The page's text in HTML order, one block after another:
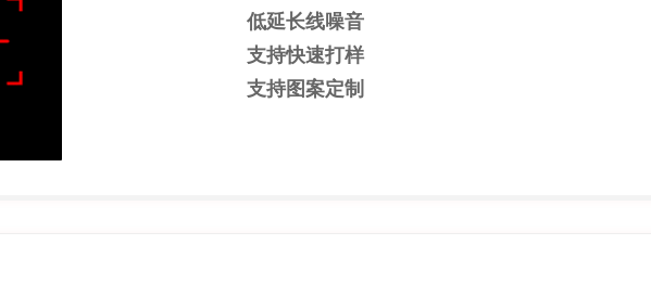
低延长线噪音
支持快速打样
支持图案定制